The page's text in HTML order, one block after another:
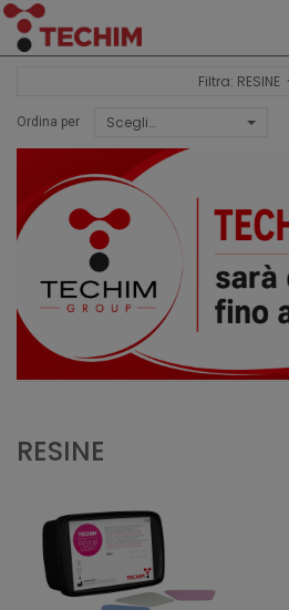
Filtra: RESINE
Ordina per Scegli…
RESINE